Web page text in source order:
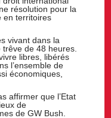
résolution pour la
en territoires
vivant dans la
trêve de 48 heures.
libres, libérés
l’ensemble de
économiques,
affirmer que l’Etat
de
de GW Bush.